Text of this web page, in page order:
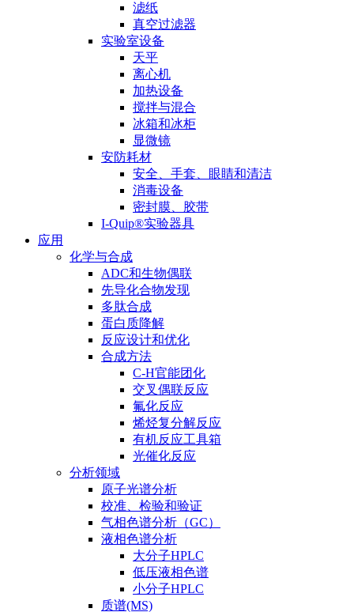
滤纸
真空过滤器
实验室设备
天平
离心机
加热设备
搅拌与混合
冰箱和冰柜
显微镜
安防耗材
安全、手套、眼睛和清洁
消毒设备
密封膜、胶带
I-Quip®️实验器具
应用
化学与合成
ADC和生物偶联
先导化合物发现
多肽合成
蛋白质降解
反应设计和优化
合成方法
C-H官能团化
交叉偶联反应
氟化反应
烯烃复分解反应
有机反应工具箱
光催化反应
分析领域
原子光谱分析
校准、检验和验证
气相色谱分析（GC）
液相色谱分析
大分子HPLC
低压液相色谱
小分子HPLC
质谱(MS)